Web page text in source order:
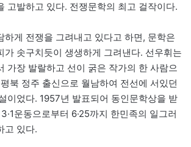
고발하고 있다. 전쟁문학의 최고 걸작이다.
하게 전쟁을 그려내고 있다고 하면, 문학은
가 솟구치듯이 생생하게 그려낸다. 선우휘는
가장 발랄하고 선이 굵은 작가의 한 사람으
북 정주 출신으로 월남하여 전선에 서있던
이었다. 1957년 발표되어 동인문학상을 받
운동으로부터 6·25까지 한민족의 일그러
고 있다.